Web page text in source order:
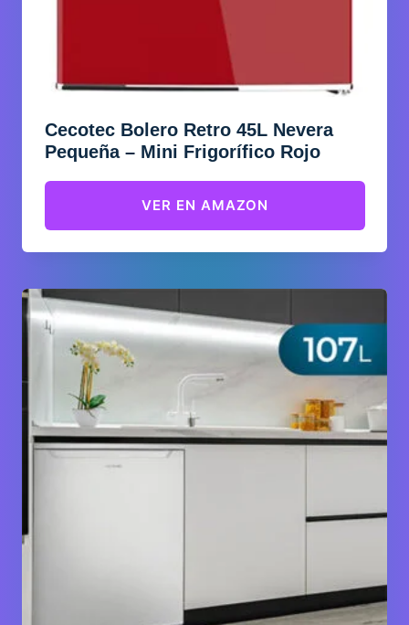
Cecotec Bolero Retro 45L Nevera
Pequeña – Mini Frigorífico Rojo
VER EN AMAZON